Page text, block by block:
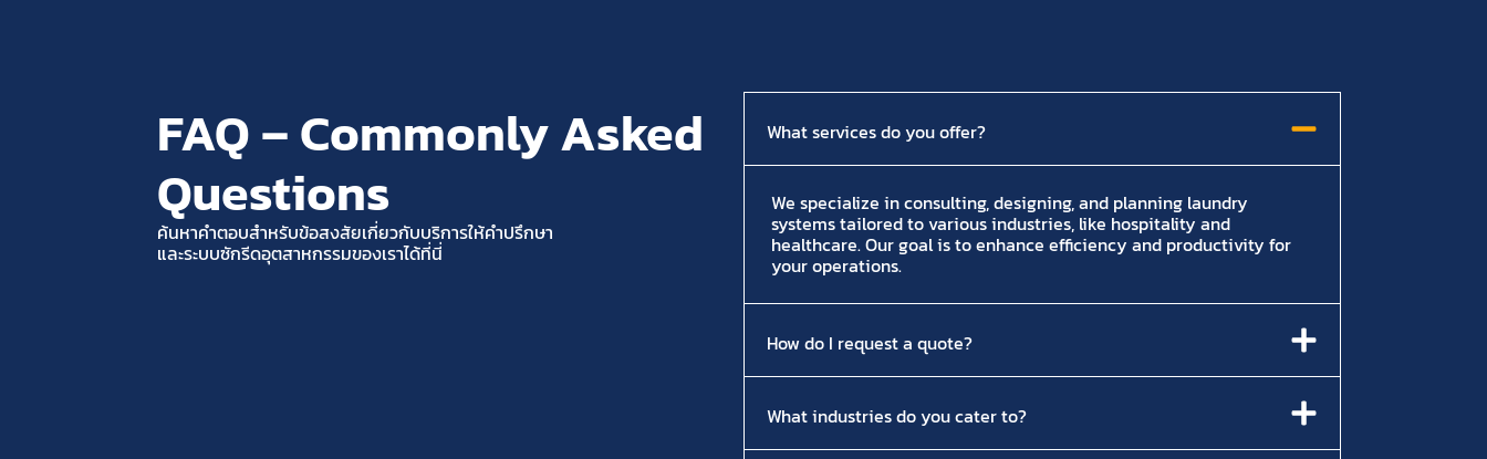
FAQ – Commonly Asked
Questions
ค้นหาคำตอบสำหรับข้อสงสัยเกี่ยวกับบริการให้คำปรึกษา
และระบบซักรีดอุตสาหกรรมของเราได้ที่นี่
What services do you offer?
We specialize in consulting, designing, and planning laundry
systems tailored to various industries, like hospitality and
healthcare. Our goal is to enhance efficiency and productivity for
your operations.
How do I request a quote?
What industries do you cater to?